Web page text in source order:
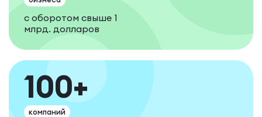
с оборотом свыше 1
млрд. долларов
100+
компаний